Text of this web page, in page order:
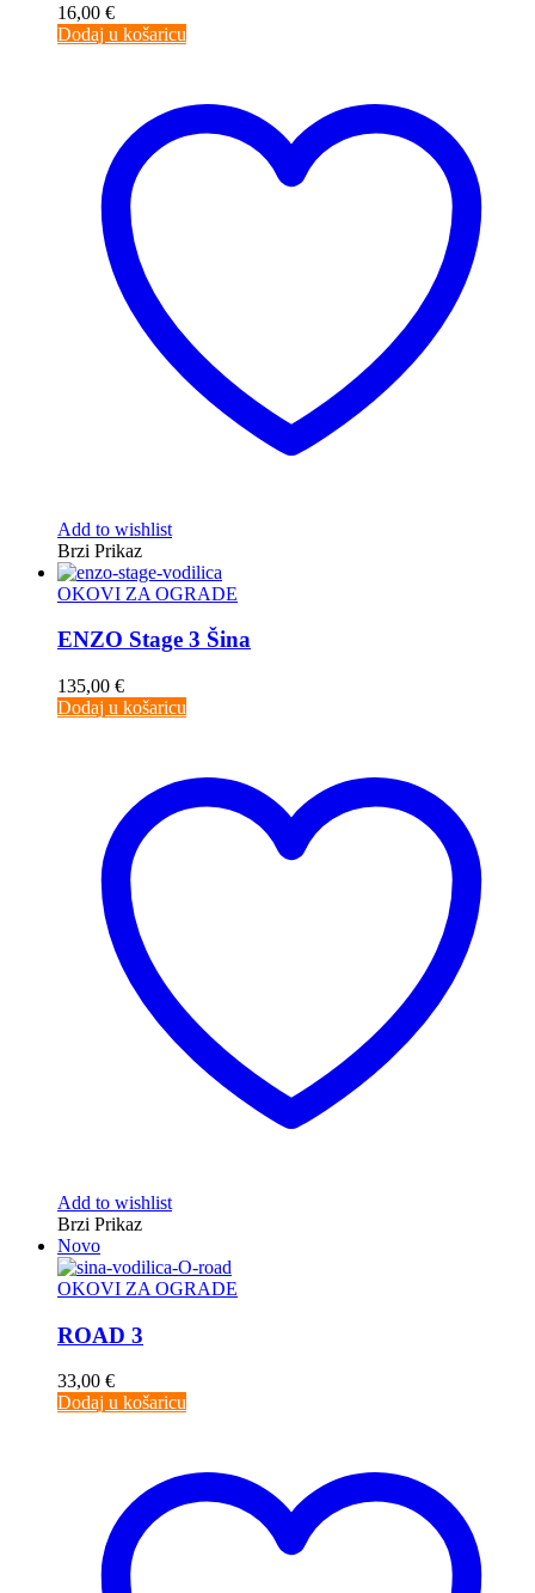
16,00 €
Dodaj u košaricu
Add to wishlist
Brzi Prikaz
OKOVI ZA OGRADE
ENZO Stage 3 Šina
135,00 €
Dodaj u košaricu
Add to wishlist
Brzi Prikaz
Novo
OKOVI ZA OGRADE
ROAD 3
33,00 €
Dodaj u košaricu